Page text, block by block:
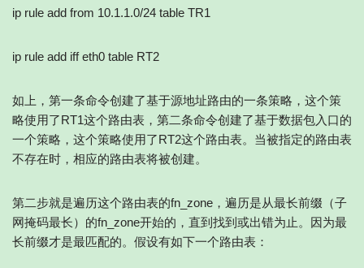
ip rule add from 10.1.1.0/24 table TR1
ip rule add iff eth0 table RT2
如上，第一条命令创建了基于源地址路由的一条策略，这个策
略使用了RT1这个路由表，第二条命令创建了基于数据包入口的
一个策略，这个策略使用了RT2这个路由表。当被指定的路由表
不存在时，相应的路由表将被创建。
第二步就是遍历这个路由表的fn_zone，遍历是从最长前缀（子
网掩码最长）的fn_zone开始的，直到找到或出错为止。因为最
长前缀才是最匹配的。假设有如下一个路由表：